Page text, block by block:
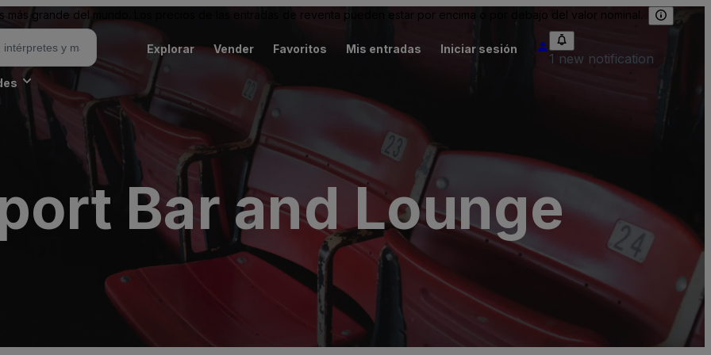
más grande del mundo. Los precios de las entradas de reventa pueden estar por encima o por debajo del valor nominal.
Explorar Vender Favoritos Mis entradas Iniciar sesión
1 new notification
Bar and Lounge